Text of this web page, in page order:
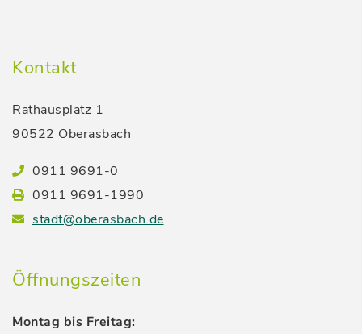
Kontakt
Rathausplatz 1
90522 Oberasbach
0911 9691-0
0911 9691-1990
stadt@oberasbach.de
Öffnungszeiten
Montag bis Freitag: